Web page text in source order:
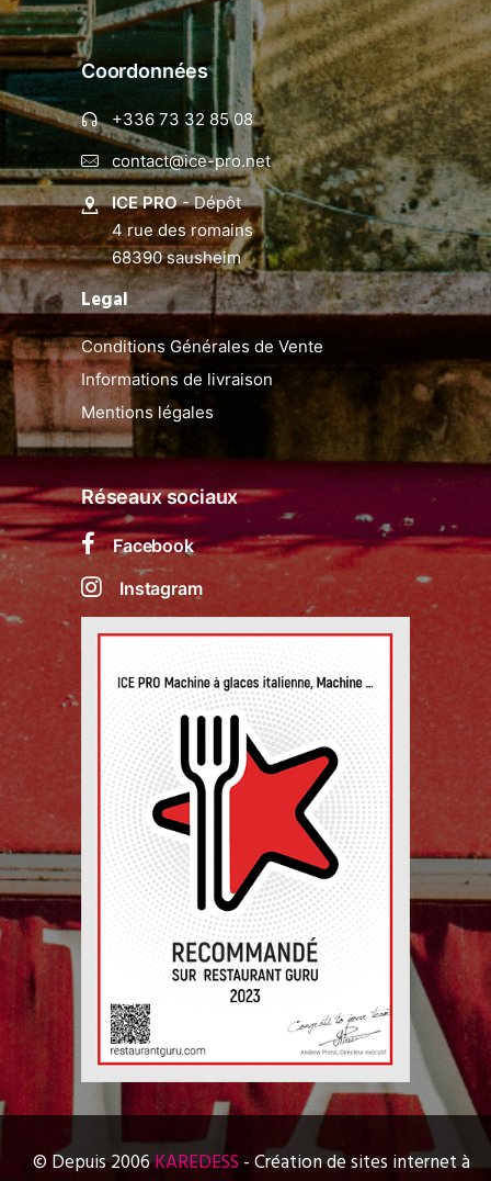
Coordonnées
+336 73 32 85 08
contact@ice-pro.net
ICE PRO- Dépôt
4 rue des romains
68390 sausheim
Legal
Conditions Générales de Vente
Informations de livraison
Mentions légales
Réseaux sociaux
Facebook
Instagram
© Depuis 2006KAREDESS - Création de sites internet à